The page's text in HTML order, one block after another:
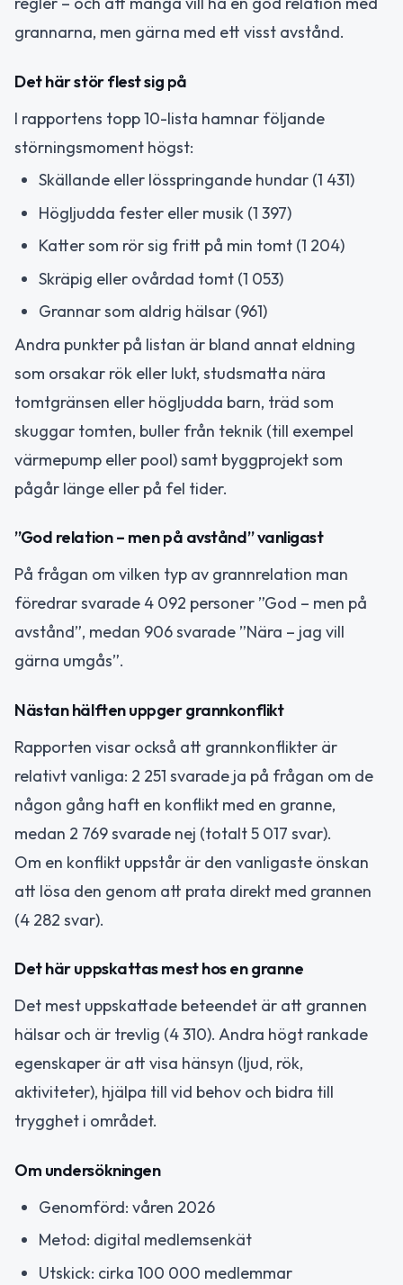
grannarna, men gärna med ett visst avstånd.
Det här stör flest sig på
I rapportens topp 10-lista hamnar följande
störningsmoment högst:
Skällande eller lösspringande hundar (1 431)
Högljudda fester eller musik (1 397)
Katter som rör sig fritt på min tomt (1 204)
Skräpig eller ovårdad tomt (1 053)
Grannar som aldrig hälsar (961)
Andra punkter på listan är bland annat eldning
som orsakar rök eller lukt, studsmatta nära
tomtgränsen eller högljudda barn, träd som
skuggar tomten, buller från teknik (till exempel
värmepump eller pool) samt byggprojekt som
pågår länge eller på fel tider.
”God relation – men på avstånd” vanligast
På frågan om vilken typ av grannrelation man
föredrar svarade 4 092 personer ”God – men på
avstånd”, medan 906 svarade ”Nära – jag vill
gärna umgås”.
Nästan hälften uppger grannkonflikt
Rapporten visar också att grannkonflikter är
relativt vanliga: 2 251 svarade ja på frågan om de
någon gång haft en konflikt med en granne,
medan 2 769 svarade nej (totalt 5 017 svar).
Om en konflikt uppstår är den vanligaste önskan
att lösa den genom att prata direkt med grannen
(4 282 svar).
Det här uppskattas mest hos en granne
Det mest uppskattade beteendet är att grannen
hälsar och är trevlig (4 310). Andra högt rankade
egenskaper är att visa hänsyn (ljud, rök,
aktiviteter), hjälpa till vid behov och bidra till
trygghet i området.
Om undersökningen
Genomförd: våren 2026
Metod: digital medlemsenkät
Utskick: cirka 100 000 medlemmar